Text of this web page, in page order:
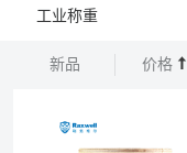
工业称重
新品 价格